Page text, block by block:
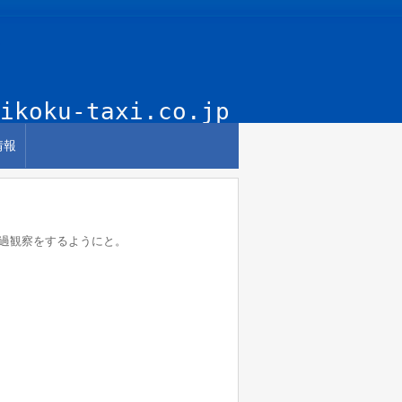
taxi.co.jp
報
察をするようにと。